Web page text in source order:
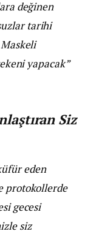
değinen
tarihi
yapacak”
Siz
eden
protokollerde
gecesi
siz